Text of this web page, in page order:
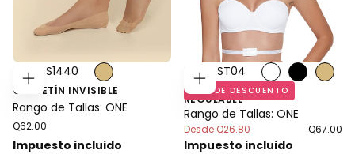
AGREGAR
CARRITO
Estilo: S1440
CALCETÍN INVISIBLE
Rango de Tallas: ONE
Precio
regular
Q62.00
Impuesto incluido
ELEGIR
OPCIONES
Estilo: ST04
EXTENSOR DE BANDA
REGULABLE
% DE DESCUENTO
Rango de Tallas: ONE
DesdePrecio
mínimo
Q26.80
Precio
regular
Q67.00
Impuesto incluido